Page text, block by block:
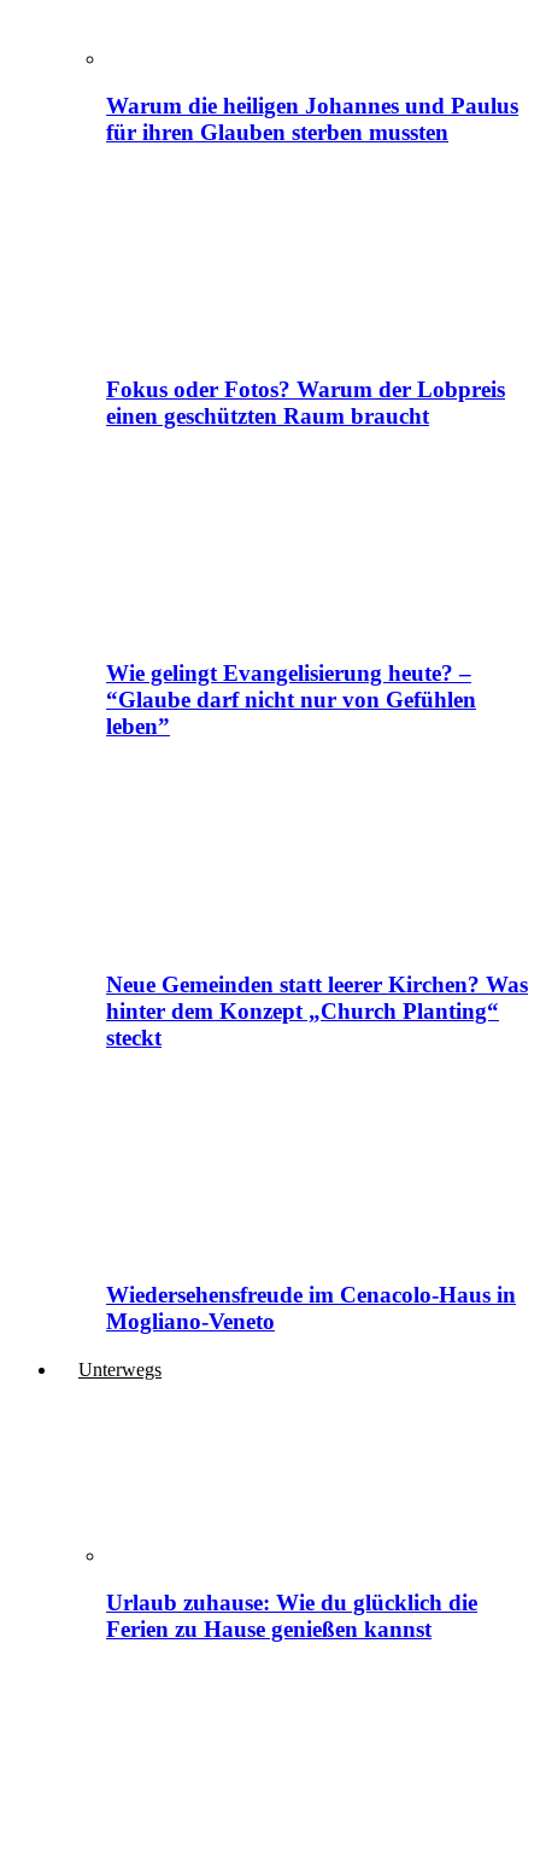
Warum die heiligen Johannes und Paulus
für ihren Glauben sterben mussten
Fokus oder Fotos? Warum der Lobpreis
einen geschützten Raum braucht
Wie gelingt Evangelisierung heute? –
“Glaube darf nicht nur von Gefühlen
leben”
Neue Gemeinden statt leerer Kirchen? Was
hinter dem Konzept „Church Planting“
steckt
Wiedersehensfreude im Cenacolo-Haus in
Mogliano-Veneto
Unterwegs
Urlaub zuhause: Wie du glücklich die
Ferien zu Hause genießen kannst